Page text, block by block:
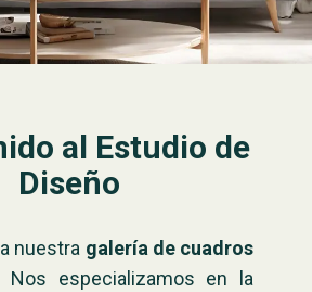
al Estudio de
Diseño
nuestra galería de cuadros
Nos especializamos en la